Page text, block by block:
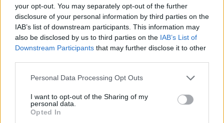
your opt-out. You may separately opt-out of the further
disclosure of your personal information by third parties on the
IAB’s list of downstream participants. This information may
also be disclosed by us to third parties on the IAB’s List of
Downstream Participants that may further disclose it to other
Please note that this website/app uses one or more Google
not limited to your visit or usage behaviour. You may click to
grant or deny consent to Google and its third-party tags to
use your data for below specified purposes in below Google
Personal Data Processing Opt Outs
I want to opt-out of the Sharing of my
personal data.
Opted In